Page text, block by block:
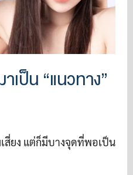
เป็น “แนวทาง”
สี่ยง แต่ก็มีบางจุดที่พอเป็น